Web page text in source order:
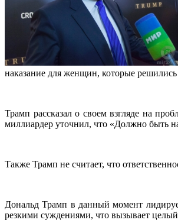
наказание для женщин, которые
Трамп рассказал о своем взгляде на
миллиардер уточнил, что «Должно быть
Также Трамп не считает, что
Дональд Трамп в данный момент
резкими суждениями, что вызывает